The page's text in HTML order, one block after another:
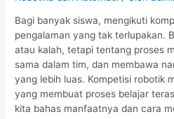
Bagi banyak siswa, mengikuti
pengalaman yang tak terlupakan.
atau kalah, tetapi tentang proses
sama dalam tim, dan membawa
yang lebih luas. Kompetisi robotik
yang membuat proses belajar
kita bahas manfaatnya dan cara